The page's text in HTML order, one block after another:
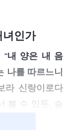
녀인가
“내 양은 내 음
나를 따르느니
라 신랑이로다
볼 수 있듯, 슬
가장 중요한